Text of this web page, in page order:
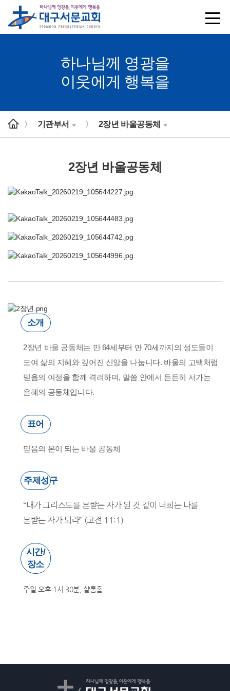
하나님께 영광을
이웃에게 행복을
> 기관부서 > 2장년 바울공동체
2장년 바울공동체
소개
2장년 바울 공동체는 만 64세부터 만 70세까지의 성도들이
모여 삶의 지혜와 깊어진 신앙을 나눕니다. 바울의 고백처럼
믿음의 여정을 함께 격려하며, 말씀 안에서 든든히 서가는
은혜의 공동체입니다.
표어
믿음의 본이 되는 바울 공동체
주제성구
“내가 그리스도를 본받는 자가 된 것 같이 너희는 나를
본받는 자가 되라” (고전 11:1)
시간/
장소
주일 오후 1시 30분, 샬롬홀